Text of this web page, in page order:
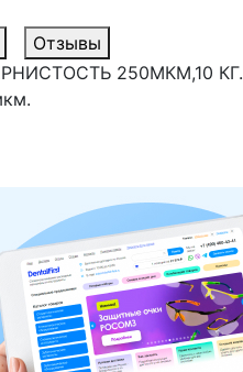
Отзывы
250МКМ,10 КГ.